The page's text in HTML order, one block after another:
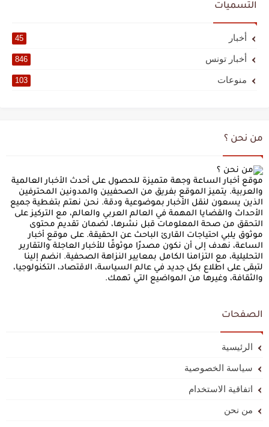
التسميات
أخبار 45
أخبار تونس 846
منوعات 103
من نحن ؟
موقع أخبار الساعة وجهة متميزة للحصول على أحدث الأخبار العالمية
والعربية. يتميز الموقع بفريق من الصحفيين والمدونين المحترفين
الذين يسعون لنقل الأخبار بموضوعية ودقة. نحن نهتم بتغطية جميع
الأحداث والقضايا المهمة في العالم العربي والعالم، مع التركيز على
التحقق من صحة المعلومات قبل نشرها، لضمان تقديم محتوى
موثوق يلبي احتياجات القارئ الباحث عن الحقيقة. على موقع أخبار
الساعة، نهدف إلى أن نكون مصدرًا موثوقًا للأخبار العاجلة والتقارير
التحليلية، مع التزامنا الكامل بمعايير النزاهة الصحفية. انضم إلينا
لتبقى على اطلاع بكل جديد في عالم السياسة، الاقتصاد، التكنولوجيا،
والثقافة، وغيرها من المواضيع التي تهمك.
الصفحات
الرئيسية
سياسة الخصوصية
اتفاقية الاستخدام
من نحن